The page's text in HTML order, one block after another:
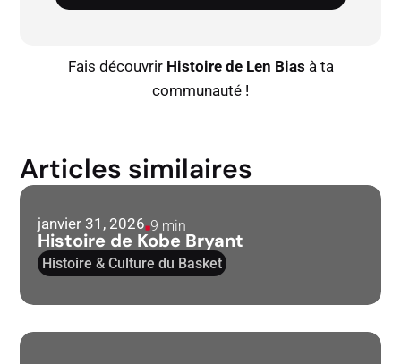
Fais découvrir Histoire de Len Bias à ta
communauté !
Articles similaires
janvier 31, 2026 9 min
Histoire de Kobe Bryant
Histoire & Culture du Basket